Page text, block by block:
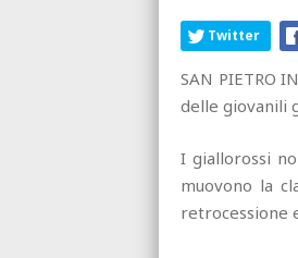
Twitter
SAN PIETRO
delle giovanili
I giallorossi
muovono la
retrocessione